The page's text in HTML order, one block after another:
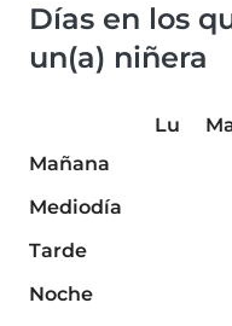
Días en los
un(a) niñera
Lu
Mañana
Mediodía
Tarde
Noche